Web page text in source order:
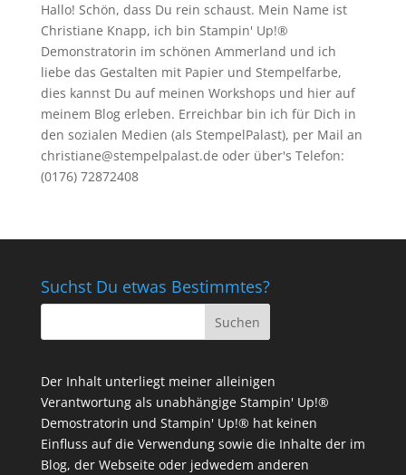
Hallo! Schön, dass Du rein schaust. Mein Name ist
Christiane Knapp, ich bin Stampin' Up!®
Demonstratorin im schönen Ammerland und ich
liebe das Gestalten mit Papier und Stempelfarbe,
dies kannst Du auf meinen Workshops und hier auf
meinem Blog erleben. Erreichbar bin ich für Dich in
den sozialen Medien (als StempelPalast), per Mail an
christiane@stempelpalast.de oder über's Telefon:
(0176) 72872408
Suchst Du etwas Bestimmtes?
Der Inhalt unterliegt meiner alleinigen
Verantwortung als unabhängige Stampin' Up!®
Demostratorin und Stampin' Up!® hat keinen
Einfluss auf die Verwendung sowie die Inhalte der im
Blog, der Webseite oder jedwedem anderen